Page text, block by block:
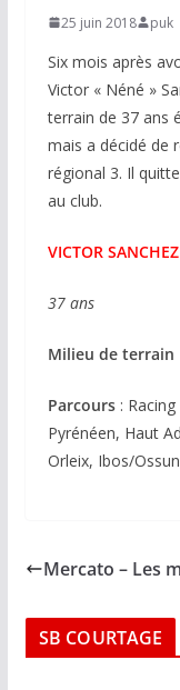
25 juin 2018 puk
Six mois après
Victor « Néné »
terrain de 37 ans
mais a décidé de
régional 3. Il
au club.
VICTOR SANCHEZ
37 ans
Milieu de terrain
Parcours: Racing
Pyrénéen, Haut
Orleix, Ibos/
Mercato – Les
SB COURTAGE